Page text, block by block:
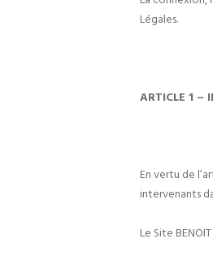
Légales.
ARTICLE 1 –
En vertu de
intervenants
Le Site